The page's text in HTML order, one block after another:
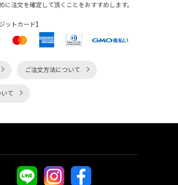
に注文を確定して頂くことをおすすめします。
ットカード】
ご注文方法について
て